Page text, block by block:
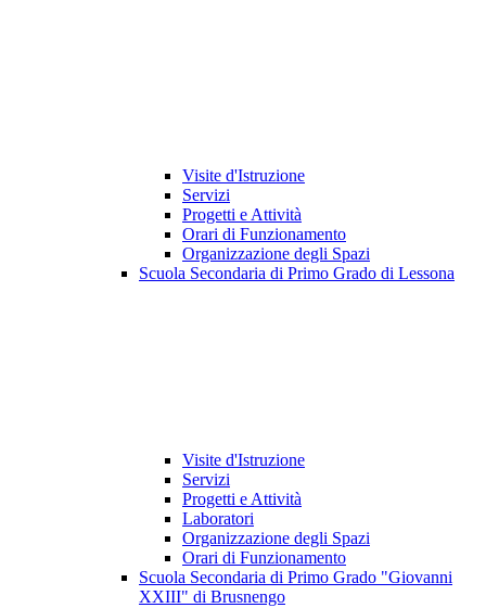
Visite d'Istruzione
Servizi
Progetti e Attività
Orari di Funzionamento
Organizzazione degli Spazi
Scuola Secondaria di Primo Grado di Lessona
Visite d'Istruzione
Servizi
Progetti e Attività
Laboratori
Organizzazione degli Spazi
Orari di Funzionamento
Scuola Secondaria di Primo Grado "Giovanni
XXIII" di Brusnengo